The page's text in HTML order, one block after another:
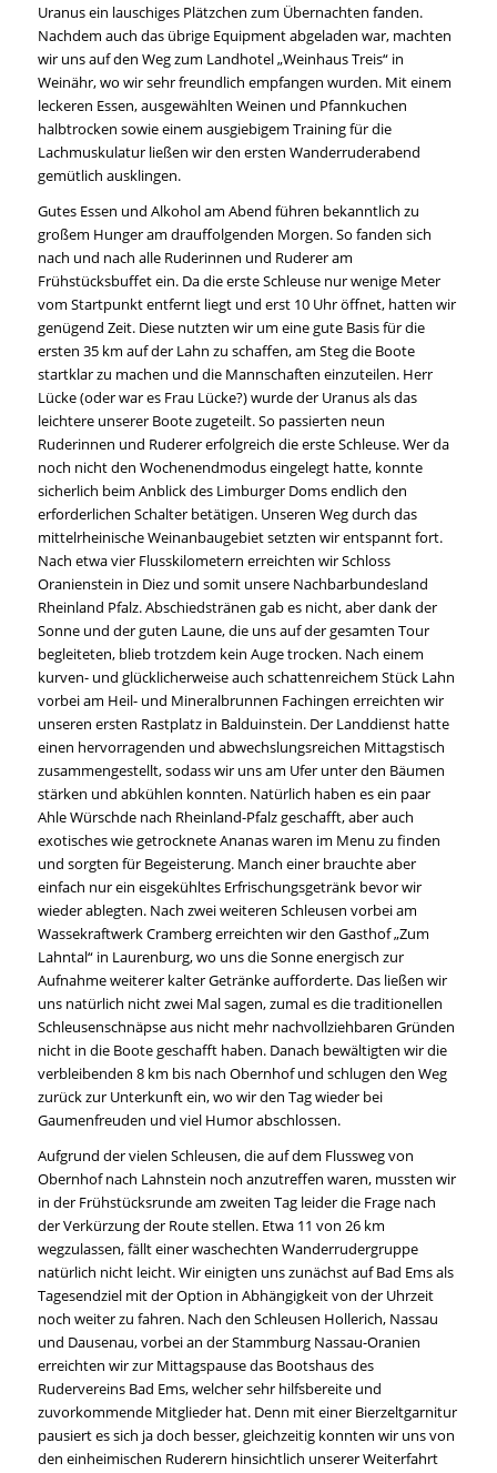
Uranus ein lauschiges Plätzchen zum Übernachten fanden.
Nachdem auch das übrige Equipment abgeladen war, machten
wir uns auf den Weg zum Landhotel „Weinhaus Treis“ in
Weinähr, wo wir sehr freundlich empfangen wurden. Mit einem
leckeren Essen, ausgewählten Weinen und Pfannkuchen
halbtrocken sowie einem ausgiebigem Training für die
Lachmuskulatur ließen wir den ersten Wanderruderabend
gemütlich ausklingen.
Gutes Essen und Alkohol am Abend führen bekanntlich zu
großem Hunger am drauffolgenden Morgen. So fanden sich
nach und nach alle Ruderinnen und Ruderer am
Frühstücksbuffet ein. Da die erste Schleuse nur wenige Meter
vom Startpunkt entfernt liegt und erst 10 Uhr öffnet, hatten wir
genügend Zeit. Diese nutzten wir um eine gute Basis für die
ersten 35 km auf der Lahn zu schaffen, am Steg die Boote
startklar zu machen und die Mannschaften einzuteilen. Herr
Lücke (oder war es Frau Lücke?) wurde der Uranus als das
leichtere unserer Boote zugeteilt. So passierten neun
Ruderinnen und Ruderer erfolgreich die erste Schleuse. Wer da
noch nicht den Wochenendmodus eingelegt hatte, konnte
sicherlich beim Anblick des Limburger Doms endlich den
erforderlichen Schalter betätigen. Unseren Weg durch das
mittelrheinische Weinanbaugebiet setzten wir entspannt fort.
Nach etwa vier Flusskilometern erreichten wir Schloss
Oranienstein in Diez und somit unsere Nachbarbundesland
Rheinland Pfalz. Abschiedstränen gab es nicht, aber dank der
Sonne und der guten Laune, die uns auf der gesamten Tour
begleiteten, blieb trotzdem kein Auge trocken. Nach einem
kurven- und glücklicherweise auch schattenreichem Stück Lahn
vorbei am Heil- und Mineralbrunnen Fachingen erreichten wir
unseren ersten Rastplatz in Balduinstein. Der Landdienst hatte
einen hervorragenden und abwechslungsreichen Mittagstisch
zusammengestellt, sodass wir uns am Ufer unter den Bäumen
stärken und abkühlen konnten. Natürlich haben es ein paar
Ahle Würschde nach Rheinland-Pfalz geschafft, aber auch
exotisches wie getrocknete Ananas waren im Menu zu finden
und sorgten für Begeisterung. Manch einer brauchte aber
einfach nur ein eisgekühltes Erfrischungsgetränk bevor wir
wieder ablegten. Nach zwei weiteren Schleusen vorbei am
Wassekraftwerk Cramberg erreichten wir den Gasthof „Zum
Lahntal“ in Laurenburg, wo uns die Sonne energisch zur
Aufnahme weiterer kalter Getränke aufforderte. Das ließen wir
uns natürlich nicht zwei Mal sagen, zumal es die traditionellen
Schleusenschnäpse aus nicht mehr nachvollziehbaren Gründen
nicht in die Boote geschafft haben. Danach bewältigten wir die
verbleibenden 8 km bis nach Obernhof und schlugen den Weg
zurück zur Unterkunft ein, wo wir den Tag wieder bei
Gaumenfreuden und viel Humor abschlossen.
Aufgrund der vielen Schleusen, die auf dem Flussweg von
Obernhof nach Lahnstein noch anzutreffen waren, mussten wir
in der Frühstücksrunde am zweiten Tag leider die Frage nach
der Verkürzung der Route stellen. Etwa 11 von 26 km
wegzulassen, fällt einer waschechten Wanderrudergruppe
natürlich nicht leicht. Wir einigten uns zunächst auf Bad Ems als
Tagesendziel mit der Option in Abhängigkeit von der Uhrzeit
noch weiter zu fahren. Nach den Schleusen Hollerich, Nassau
und Dausenau, vorbei an der Stammburg Nassau-Oranien
erreichten wir zur Mittagspause das Bootshaus des
Rudervereins Bad Ems, welcher sehr hilfsbereite und
zuvorkommende Mitglieder hat. Denn mit einer Bierzeltgarnitur
pausiert es sich ja doch besser, gleichzeitig konnten wir uns von
den einheimischen Ruderern hinsichtlich unserer Weiterfahrt